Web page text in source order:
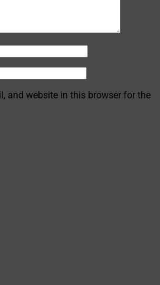
and website in this browser for the